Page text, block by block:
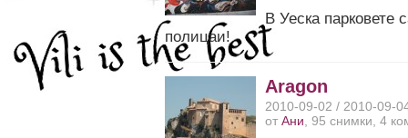
В Уеска парковете
полицаи!
Aragon
2010-09-02 / 2010-09-
отАни , 95 снимки, 4